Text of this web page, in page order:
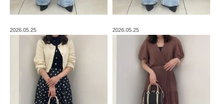
2026.05.25 2026.05.25